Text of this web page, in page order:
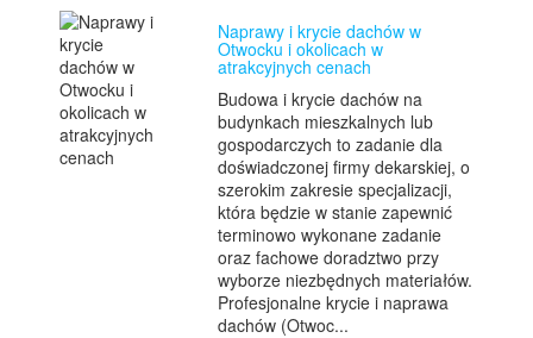
Naprawy i krycie dachów w
Otwocku i okolicach w
atrakcyjnych cenach
Budowa i krycie dachów na
budynkach mieszkalnych lub
gospodarczych to zadanie dla
doświadczonej firmy dekarskiej, o
szerokim zakresie specjalizacji,
która będzie w stanie zapewnić
terminowo wykonane zadanie
oraz fachowe doradztwo przy
wyborze niezbędnych materiałów.
Profesjonalne krycie i naprawa
dachów (Otwoc...